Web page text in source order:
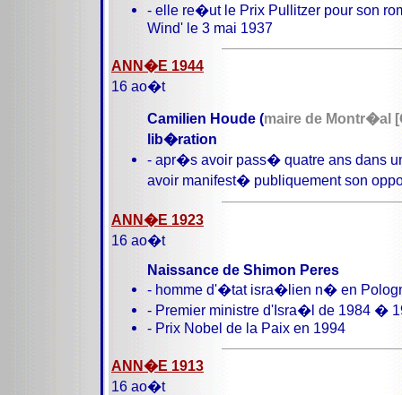
- elle re�ut le Prix Pullitzer pour son
Wind' le 3 mai 1937
ANN�E 1944
16 ao�t
Camilien Houde (maire de Montr�al
lib�ration
- apr�s avoir pass� quatre ans dans
avoir manifest� publiquement son
ANN�E 1923
16 ao�t
Naissance de Shimon Peres
- homme d'�tat isra�lien n� en
- Premier ministre d'Isra�l de 1984 �
- Prix Nobel de la Paix en 1994
ANN�E 1913
16 ao�t